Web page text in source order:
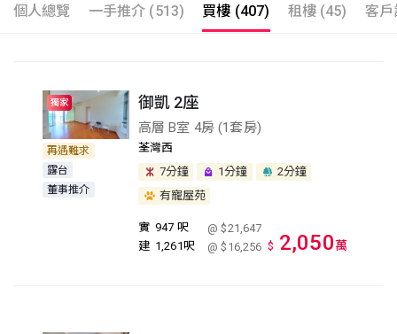
個人總覽 一手推介 (513) 買樓 (407) 租樓 (45) 客
獨家
再遇難求
露台
董事推介
御凱 2座
高層 B室 4房 (1套房)
荃灣西
7分鐘
1分鐘
2分鐘
有寵屋苑
實 947 呎
@ $21,647
建 1,261呎 @ $16,256 $ 2,050萬